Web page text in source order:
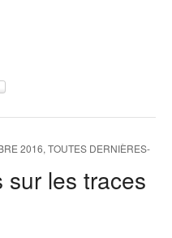
2016, TOUTES DERNIÈRES-
sur les traces